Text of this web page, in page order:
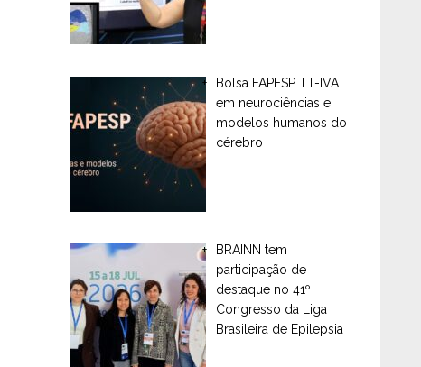
Bolsa FAPESP TT-IVA
em neurociências e
modelos humanos do
cérebro
BRAINN tem
participação de
destaque no 41º
Congresso da Liga
Brasileira de Epilepsia